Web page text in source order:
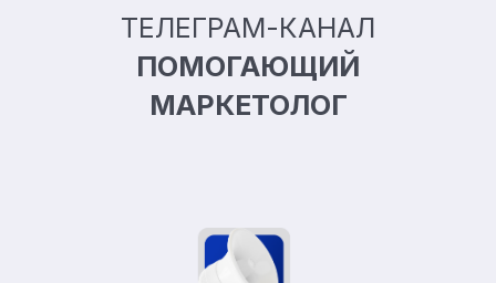
ТЕЛЕГРАМ-КАНАЛ
ПОМОГАЮЩИЙ
МАРКЕТОЛОГ